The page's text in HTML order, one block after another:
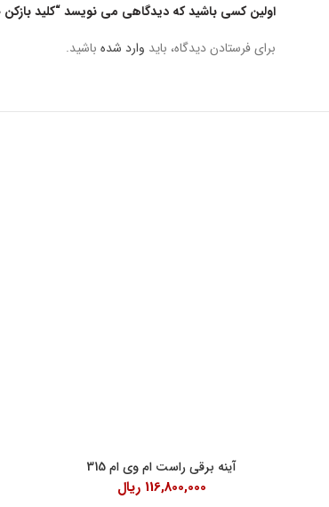
اولین کسی باشید که دیدگاهی می نویسد “کلید بازکن
برای فرستادن دیدگاه، باید وارد شدهباشید.
آینه برقی راست ام وی ام 315
116,800,000 ریال